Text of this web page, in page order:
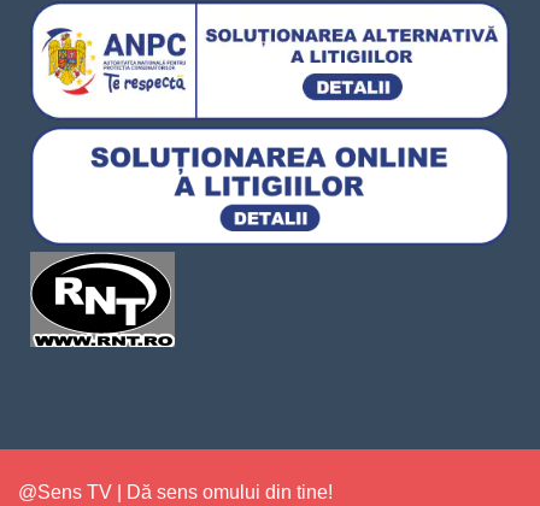
@Sens TV | Dă sens omului din tine!